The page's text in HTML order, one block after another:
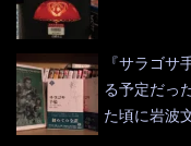
『サラゴ
る予定だっ
た頃に岩波